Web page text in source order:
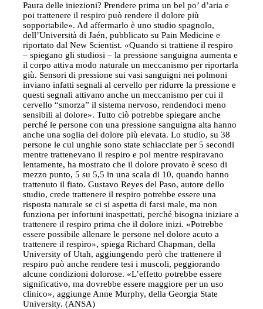
Paura delle iniezioni? Prendere prima un bel po’ d’aria e
poi trattenere il respiro può rendere il dolore più
sopportabile». Ad affermarlo è uno studio spagnolo,
dell’Università di Jaén, pubblicato su Pain Medicine e
riportato dal New Scientist. «Quando si trattiene il respiro
– spiegano gli studiosi – la pressione sanguigna aumenta e
il corpo attiva modo naturale un meccanismo per riportarla
giù. Sensori di pressione sui vasi sanguigni nei polmoni
inviano infatti segnali al cervello per ridurre la pressione e
questi segnali attivano anche un meccanismo per cui il
cervello “smorza” il sistema nervoso, rendendoci meno
sensibili al dolore». Tutto ciò potrebbe spiegare anche
perché le persone con una pressione sanguigna alta hanno
anche una soglia del dolore più elevata. Lo studio, su 38
persone le cui unghie sono state schiacciate per 5 secondi
mentre trattenevano il respiro e poi mentre respiravano
lentamente, ha mostrato che il dolore provato è sceso di
mezzo punto, 5 su 5,5 in una scala di 10, quando hanno
trattenuto il fiato. Gustavo Reyes del Paso, autore dello
studio, crede trattenere il respiro potrebbe essere una
risposta naturale se ci si aspetta di farsi male, ma non
funziona per infortuni inaspettati, perché bisogna iniziare a
trattenere il respiro prima che il dolore inizi. «Potrebbe
essere possibile allenare le persone nel dolore acuto a
trattenere il respiro», spiega Richard Chapman, della
University of Utah, aggiungendo però che trattenere il
respiro può anche rendere tesi i muscoli, peggiorando
alcune condizioni dolorose. «L’effetto potrebbe essere
significativo, ma dovrebbe essere maggiore per un uso
clinico», aggiunge Anne Murphy, della Georgia State
University. (ANSA)